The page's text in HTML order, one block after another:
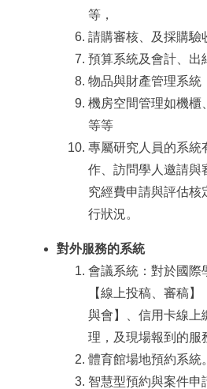
等，
請購審核、及採購驗
預算系統及會計、出
物品與財產管理系統
機房空間管理如機櫃
等等
專屬研究人員的系統
作、訪問學人邀請與
究經費申請與評估核
行狀況。
對外服務的系統
會議系統：對於國際
【線上投稿、審稿】
與會 】、信用卡線上
理，及現場報到的服
體育館場地預約系統。
智慧型預約與案件申